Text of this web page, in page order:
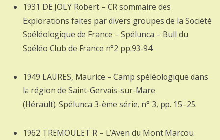
1931 DE JOLY Robert – CR sommaire des
Explorations faites par divers groupes de la Société
Spéléologique de France – Spélunca – Bull du
Spéléo Club de France n°2 pp.93-94.
1949 LAURES, Maurice – Camp spéléologique dans
la région de Saint-Gervais-sur-Mare
(Hérault). Spélunca 3-ème série, n° 3, pp. 15–25.
1962 TREMOULET R – L’Aven du Mont Marcou.